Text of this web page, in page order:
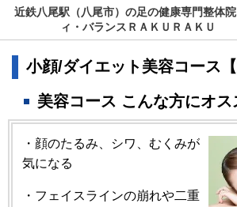
近鉄八尾駅（八尾市）の足の健康専門整体
ィ・バランスＲＡＫＵＲＡＫＵ
小顔/ダイエット美容コース【
美容コース こんな方にオス
・顔のたるみ、シワ、むくみが
気になる
・フェイスラインの崩れや二重